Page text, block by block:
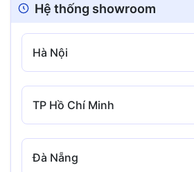
Hệ thống showroom
Hà Nội
TP Hồ Chí Minh
Đà Nẵng